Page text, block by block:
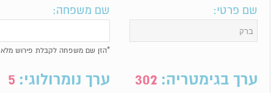
שם פרטי: שם משפחה:
*הזן שם משפחה לקבלת פירוש מלא
ערך בגימטריה: 302 ערך נומרולוגי: 5